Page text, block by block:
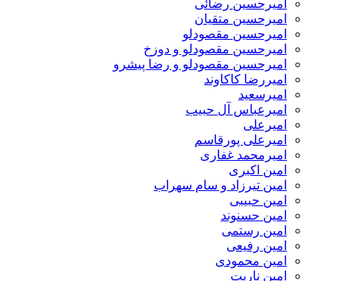
امیرحسین رضائی
امیرحسین متقیان
امیرحسین مقصودلو
امیرحسین مقصودلو و دوزخ
امیرحسین مقصودلو و رضا پیشرو
امیررضا کاکاوند
امیرسعید
امیرعباس آل حبیب
امیرعلی
امیرعلی پورقاسم
امیرمحمد غفاری
امین اکبری
امین تیرزاد و سام سهراب
امین حبیبی
امین حسنوند
امین رستمی
امین رفیعی
امین محمودی
امین ناریت